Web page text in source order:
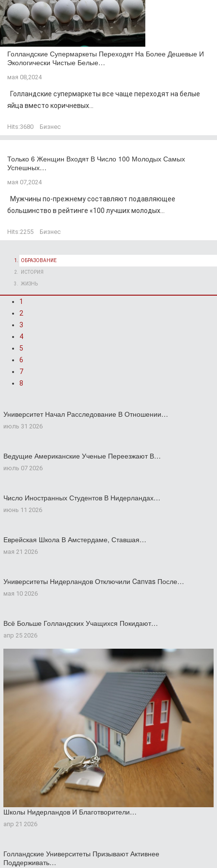
Голландские Супермаркеты Переходят На Более Дешевые И
Экологически Чистые Белые…
мая 08,2024
Голландские супермаркеты все чаще переходят на белые
яйца вместо коричневых...
Hits:3680 Бизнес
Только 6 Женщин Входят В Число 100 Молодых Самых
Успешных…
мая 07,2024
Мужчины по-прежнему составляют подавляющее
большинство в рейтинге «100 лучших молодых...
Hits:2255 Бизнес
ОБРАЗОВАНИЕ
ИСТОРИЯ
ЖИЗНЬ
1
2
3
4
5
6
7
8
Университет Начал Расследование В Отношении…
июль 31 2026
Ведущие Американские Ученые Переезжают В…
июль 07 2026
Число Иностранных Студентов В Нидерландах…
июнь 11 2026
Еврейская Школа В Амстердаме, Ставшая…
мая 21 2026
Университеты Нидерландов Отключили Canvas После…
мая 10 2026
Всё Больше Голландских Учащихся Покидают…
апр 25 2026
Школы Нидерландов И Благотворители…
апр 21 2026
Голландские Университеты Призывают Активнее
Поддерживать…